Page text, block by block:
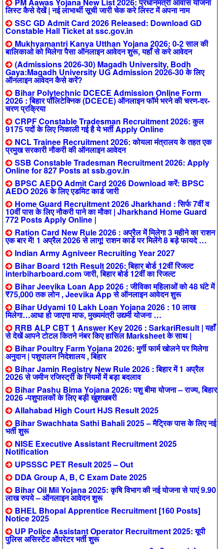
लिस्ट कैसे देखें | नई लाभार्थी सूची जारी चेक करे लिस्ट में अपना नाम
SSC GD Admit Card 2026 Released: Download GD
Constable Hall Ticket at ssc.gov.in
Mukhyamantri Kanya Utthan Yojana 2026: 0-2 साल की
बालिकाओ को मिलेगा पैसा ऑनलाइन आवेदन शुरू, यहाँ से करे आवेदन
(Admissions 2026-30) Magadh University, Bodh
Gaya:Magadh University UG Admission 2026-30 के लिए
ऑनलाइन आवेदन कैसे करें?
Bihar Polytechnic DCECE Admission Online Form
2026 : बिहार पॉलिटेक्निक (DCECE) ऑनलाइन फॉर्म भरने की चरण-दर-
चरण प्रक्रिया
CRPF Constable Tradesman Recruitment 2026: कुल
9175 पदों के लिए निकाली गई है ये भर्ती Apply Online
NCL Trainee Recruitment 2026: कोयला मंत्रालय के तहत एक
प्रमुख सरकारी नौकरी की ऑनलाइन आवेदन
SSB Constable Tradesman Recruitment 2026: Apply
Online for 827 Posts at ssb.gov.in
BPSC AEDO Admit Card 2026 Download करें: BPSC
AEDO 2026 के लिए एडमिट कार्ड जारी
Home Guard Recruitment 2026 Jharkhand : सिर्फ 7वीं व
10वीं पास के लिए नौकरी पाने का मौका | Jharkhand Home Guard
772 Posts Apply Online |
Ration Card New Rule 2026 : अप्रैल में मिलेगा 3 महीने का राशन
एक बार में! 1 अप्रैल 2026 से लागू! राशन कार्ड पर मिलेंगे 8 बड़े फायदे …
Indian Army Agniveer Recruiting Year 2027
Bihar Board 12th Result 2026: बिहार बोर्ड 12वीं रिजल्ट
interbiharboard.com जारी, बिहार बोर्ड 12वीं का रिजल्ट
Bihar Jeevika Loan App 2026 : जीविका महिलाओं को 48 घंटे में
₹75,000 तक लोन , Jeevika App से ऑनलाइन आवेदन शुरू
Bihar Udyami 10 Lakh Loan Yojana 2026 : 10 लाख
मिलेगा…आधा हो जाएगा माफ, मुख्यमंत्री उद्यमी योजना …
RRB ALP CBT 1 Answer Key 2026 : SarkariResult | यहाँ
से देखें आपने टोटल कितने नंबर किए हासिल Marksheet के साथ |
Bihar Poultry Farm Yojana 2026: मुर्गी फार्म खोलने पर मिलेगा
अनुदान | पशुपालन निदेशालय , बिहार
Bihar Jamin Registry New Rule 2026 : बिहार में 1 अप्रैल
2026 से जमीन रजिस्ट्री के नियमों में बड़ा बदलाव
Bihar Pashu Bima Yojana 2026: पशु बीमा योजना – राज्य, बिहार
2026 -पशुपालकों के लिए बड़ी खुशखबरी
Allahabad High Court HJS Result 2025
Bihar Swachhata Sathi Bahali 2025 – मैट्रिक पास के लिए नई
भर्ती शुरू
NISE Executive Assistant Recruitment 2025
Notification
UPSSSC PET Result 2025 – Out
DDA Group A, B, C Exam Date 2025
Bihar Oil Mil Yojana 2025: कृषि विभाग की नई योजना से पाएं 9.90
लाख रुपये – ऑनलाइन आवेदन शुरू
BHEL Bhopal Apprentice Recruitment [160 Posts]
Notice 2025
UP Police Assistant Operator Recruitment 2025: यूपी
पुलिस असिस्टेंट ऑपरेटर भर्ती शुरू